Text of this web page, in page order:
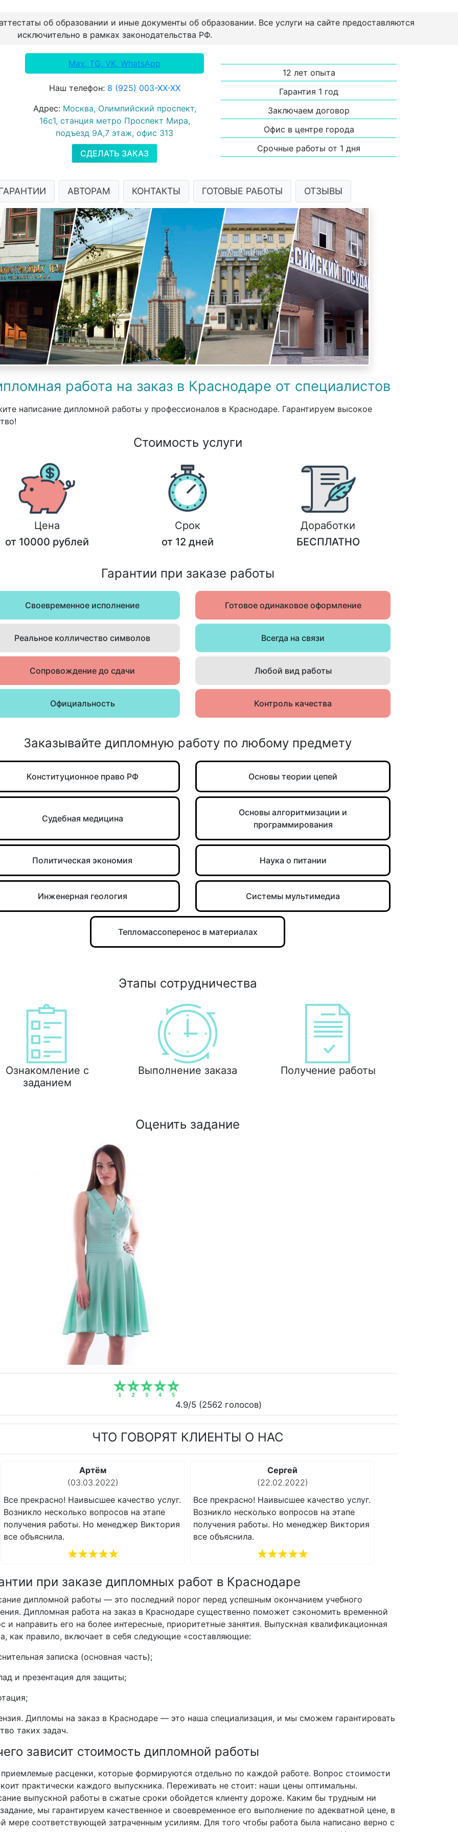
об образовании и иные документы об образовании. Все услуги на сайте предоставляются
исключительно в рамках законодательства РФ.
Max, TG, VK, WhatsApp
Наш телефон: 8 (925) 003-ХХ-ХХ
Адрес: Москва, Олимпийский проспект,
16с1, станция метро Проспект Мира,
подъезд 9А,7 этаж, офис 313
СДЕЛАТЬ ЗАКАЗ
12 лет опыта
Гарантия 1 год
Заключаем договор
Офис в центре города
Срочные работы от 1 дня
АВТОРАМ КОНТАКТЫ ГОТОВЫЕ РАБОТЫ ОТЗЫВЫ
работа на заказ в Краснодаре от специалистов
написание дипломной работы у профессионалов в Краснодаре. Гарантируем высокое
Стоимость услуги
Цена
от 10000 рублей
Срок
от 12 дней
Доработки
БЕСПЛАТНО
Гарантии при заказе работы
Своевременное исполнение Готовое одинаковое оформление
Реальное колличество символов Всегда на связи
Сопровождение до сдачи Любой вид работы
Официальность Контроль качества
Заказывайте дипломную работу по любому предмету
Конституционное право РФ Основы теории цепей
Судебная медицина
Основы алгоритмизации и
программирования
Политическая экономия Наука о питании
Инженерная геология Системы мультимедиа
Тепломассоперенос в материалах
Этапы сотрудничества
Ознакомление с
заданием
Выполнение заказа Получение работы
Оценить задание
4.9/5 (2562 голосов)
ЧТО ГОВОРЯТ КЛИЕНТЫ О НАС
Артём
(03.03.2022)
Все прекрасно! Наивысшее качество услуг.
Возникло несколько вопросов на этапе
получения работы. Но менеджер Виктория
все объяснила.
Сергей
(22.02.2022)
Все прекрасно! Наивысшее качество услуг.
Возникло несколько вопросов на этапе
получения работы. Но менеджер Виктория
все объяснила.
при заказе дипломных работ в Краснодаре
дипломной работы — это последний порог перед успешным окончанием учебного
Дипломная работа на заказ в Краснодаре существенно поможет сэкономить временной
и направить его на более интересные, приоритетные занятия. Выпускная квалификационная
как правило, включает в себя следующие «составляющие:
записка (основная часть);
и презентация для защиты;
Дипломы на заказ в Краснодаре — это наша специализация, и мы сможем гарантировать
таких задач.
зависит стоимость дипломной работы
расценки, которые формируются отдельно по каждой работе. Вопрос стоимости
практически каждого выпускника. Переживать не стоит: наши цены оптимальны.
выпускной работы в сжатые сроки обойдется клиенту дороже. Каким бы трудным ни
мы гарантируем качественное и своевременное его выполнение по адекватной цене, в
мере соответствующей затраченным усилиям. Для того чтобы работа была написано верно с